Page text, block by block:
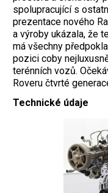
spolupracující s
prezentace nového
a výroby ukázala, že
má všechny
pozici coby
terénních vozů.
Roveru čtvrté
Technické údaje